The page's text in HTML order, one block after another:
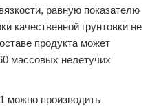
равную показателю
качественной грунтовки не
продукта может
массовых нелетучих
можно производить